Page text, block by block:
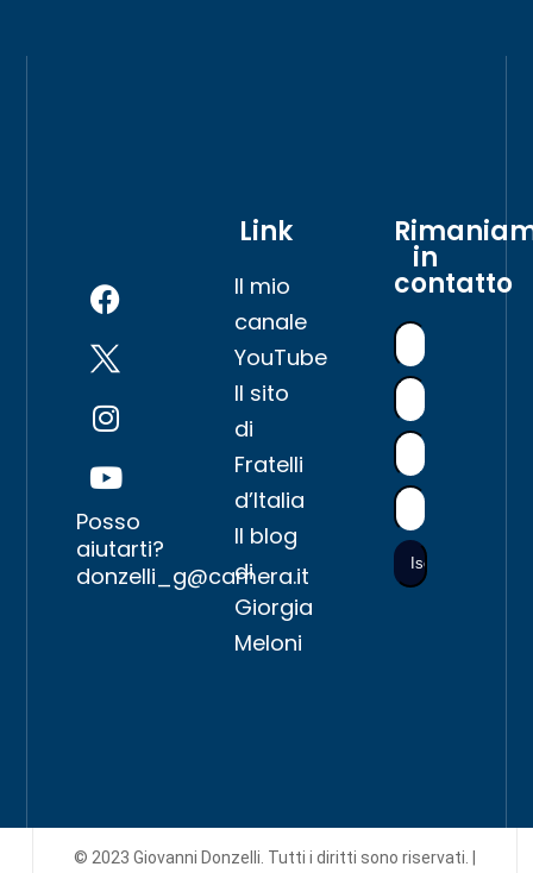
Posso
aiutarti?
donzelli_g@camera.it
Link
Il mio
canale
YouTube
Il sito
di
Fratelli
d’Italia
Il blog
di
Giorgia
Meloni
in
contatto
© 2023 Giovanni Donzelli. Tutti i diritti sono riservati. |